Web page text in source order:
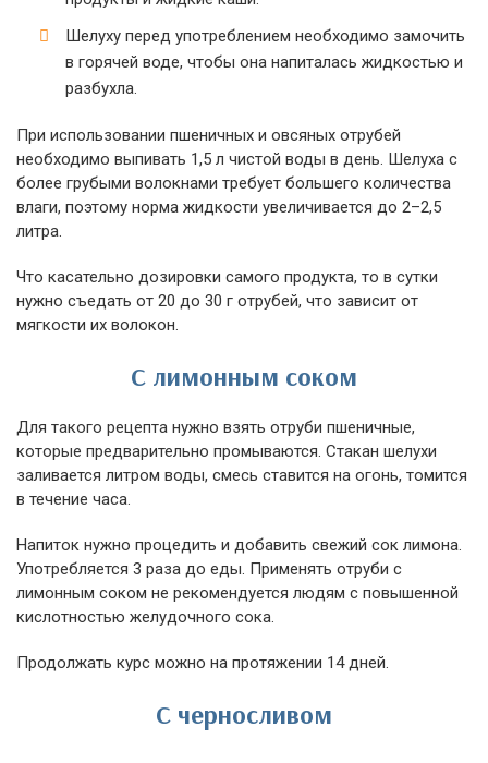
Шелуху перед употреблением необходимо замочить
в горячей воде, чтобы она напиталась жидкостью и
разбухла.
При использовании пшеничных и овсяных отрубей
необходимо выпивать 1,5 л чистой воды в день. Шелуха с
более грубыми волокнами требует большего количества
влаги, поэтому норма жидкости увеличивается до 2–2,5
литра.
Что касательно дозировки самого продукта, то в сутки
нужно съедать от 20 до 30 г отрубей, что зависит от
мягкости их волокон.
С лимонным соком
Для такого рецепта нужно взять отруби пшеничные,
которые предварительно промываются. Стакан шелухи
заливается литром воды, смесь ставится на огонь, томится
в течение часа.
Напиток нужно процедить и добавить свежий сок лимона.
Употребляется 3 раза до еды. Применять отруби с
лимонным соком не рекомендуется людям с повышенной
кислотностью желудочного сока.
Продолжать курс можно на протяжении 14 дней.
С черносливом